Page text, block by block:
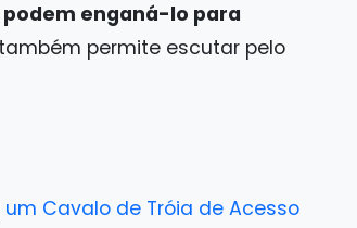
enganá-lo para
permite escutar pelo
um Cavalo de Tróia de Acesso